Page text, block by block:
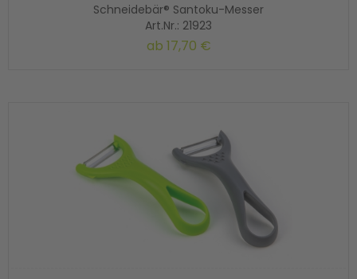
Schneidebär® Santoku-Messer
Art.Nr.: 21923
ab 17,70 €